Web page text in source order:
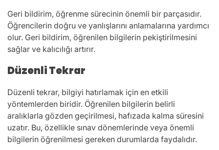
Geri bildirim, öğrenme sürecinin önemli bir parçasıdır.
Öğrencilerin doğru ve yanlışlarını anlamalarına yardımcı
olur. Geri bildirim, öğrenilen bilgilerin pekiştirilmesini
sağlar ve kalıcılığı artırır.
Düzenli Tekrar
Düzenli tekrar, bilgiyi hatırlamak için en etkili
yöntemlerden biridir. Öğrenilen bilgilerin belirli
aralıklarla gözden geçirilmesi, hafızada kalma süresini
uzatır. Bu, özellikle sınav dönemlerinde veya önemli
bilgilerin öğrenilmesi gereken durumlarda faydalıdır.